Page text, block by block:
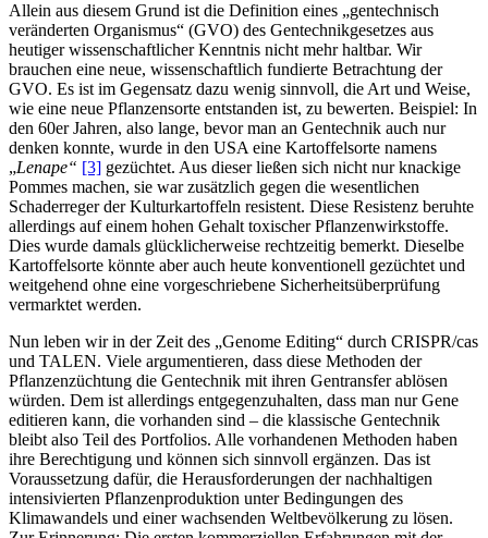
Allein aus diesem Grund ist die Definition eines „gentechnisch
veränderten Organismus“ (GVO) des Gentechnikgesetzes aus
heutiger wissenschaftlicher Kenntnis nicht mehr haltbar. Wir
brauchen eine neue, wissenschaftlich fundierte Betrachtung der
GVO. Es ist im Gegensatz dazu wenig sinnvoll, die Art und Weise,
wie eine neue Pflanzensorte entstanden ist, zu bewerten. Beispiel: In
den 60er Jahren, also lange, bevor man an Gentechnik auch nur
denken konnte, wurde in den USA eine Kartoffelsorte namens
„Lenape“ [3] gezüchtet. Aus dieser ließen sich nicht nur knackige
Pommes machen, sie war zusätzlich gegen die wesentlichen
Schaderreger der Kulturkartoffeln resistent. Diese Resistenz beruhte
allerdings auf einem hohen Gehalt toxischer Pflanzenwirkstoffe.
Dies wurde damals glücklicherweise rechtzeitig bemerkt. Dieselbe
Kartoffelsorte könnte aber auch heute konventionell gezüchtet und
weitgehend ohne eine vorgeschriebene Sicherheitsüberprüfung
vermarktet werden.
Nun leben wir in der Zeit des „Genome Editing“ durch CRISPR/cas
und TALEN. Viele argumentieren, dass diese Methoden der
Pflanzenzüchtung die Gentechnik mit ihren Gentransfer ablösen
würden. Dem ist allerdings entgegenzuhalten, dass man nur Gene
editieren kann, die vorhanden sind – die klassische Gentechnik
bleibt also Teil des Portfolios. Alle vorhandenen Methoden haben
ihre Berechtigung und können sich sinnvoll ergänzen. Das ist
Voraussetzung dafür, die Herausforderungen der nachhaltigen
intensivierten Pflanzenproduktion unter Bedingungen des
Klimawandels und einer wachsenden Weltbevölkerung zu lösen.